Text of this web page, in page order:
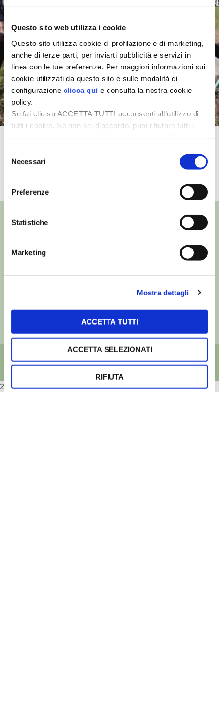
Questo sito web utilizza i cookie
Questo sito utilizza cookie di profilazione e di marketing,
anche di terze parti, per inviarti pubblicità e servizi in
linea con le tue preferenze. Per maggiori informazioni sui
cookie utilizzati da questo sito e sulle modalità di
configurazione clicca qui e consulta la nostra cookie
policy.
Se fai clic su ACCETTA TUTTI acconsenti all’utilizzo di
tutti i cookie. Se non sei d’accordo, puoi rifiutare tutti i
desideri accettare e cliccando ACCETTA SELEZIONATI.
delNecessari
Preferenze
Statistiche
Marketing
Mostra dettagli
ACCETTA TUTTI
ACCETTA SELEZIONATI
RIFIUTA
I PARTNER DI VITA IN CAMPAGNA
RASIKAL
BIOGENTS
Come piantare un nuovo albero da
frutto
TUTTI I VIDEO
Reg. imp. di Verona nr. 00230010233
Capitale sociale: Euro 510.000,00 i.v.
2026